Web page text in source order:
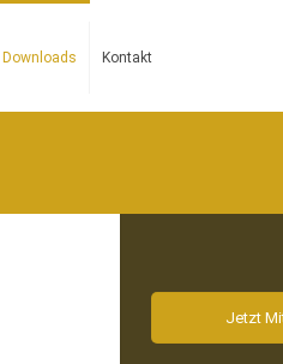
Downloads Kontakt
Jetzt